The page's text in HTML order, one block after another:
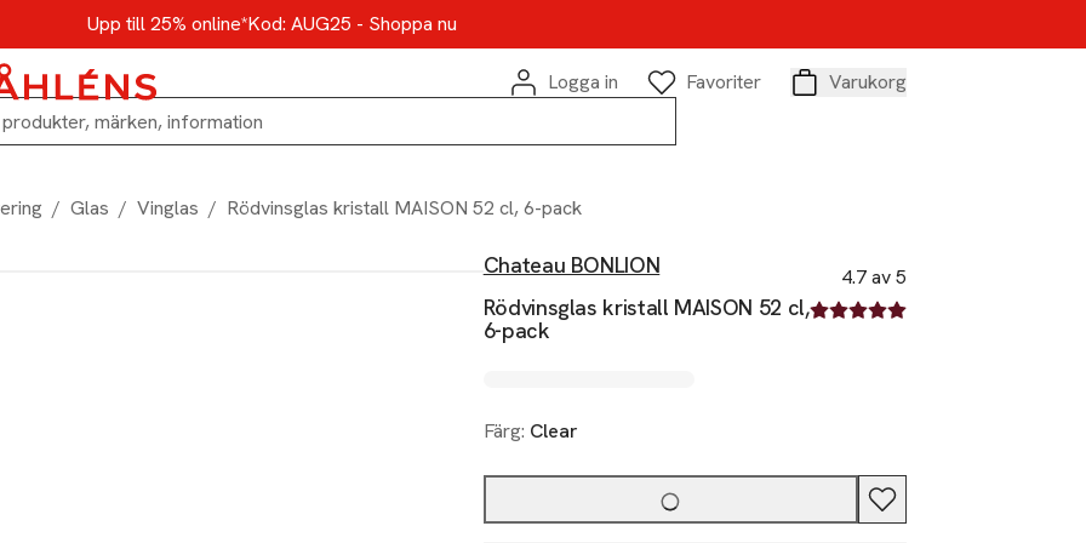
Upp till 25% online*Kod: AUG25 - Shoppa nu
Logga in
Favoriter
Varukorg
/ Glas / Vinglas / Rödvinsglas kristall MAISON 52 cl, 6-pack
Chateau BONLION
Rödvinsglas kristall MAISON 52 cl,
6-pack
4.7 av 5
4.7 av fem stjärnor
Färg: Clear